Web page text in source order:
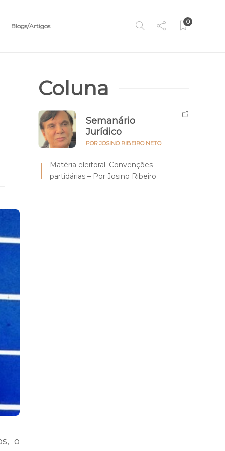
Blogs/Artigos
0
o
Coluna
Semanário
Jurídico
POR JOSINO RIBEIRO NETO
Matéria eleitoral. Convenções
partidárias – Por Josino Ribeiro